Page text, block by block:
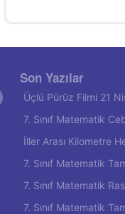
Son Yazılar
Üçlü Pürüz Filmi 21
7. Sınıf Matematik
İller Arası Kilometre
7. Sınıf Matematik
7. Sınıf Matematik
7. Sınıf Matematik